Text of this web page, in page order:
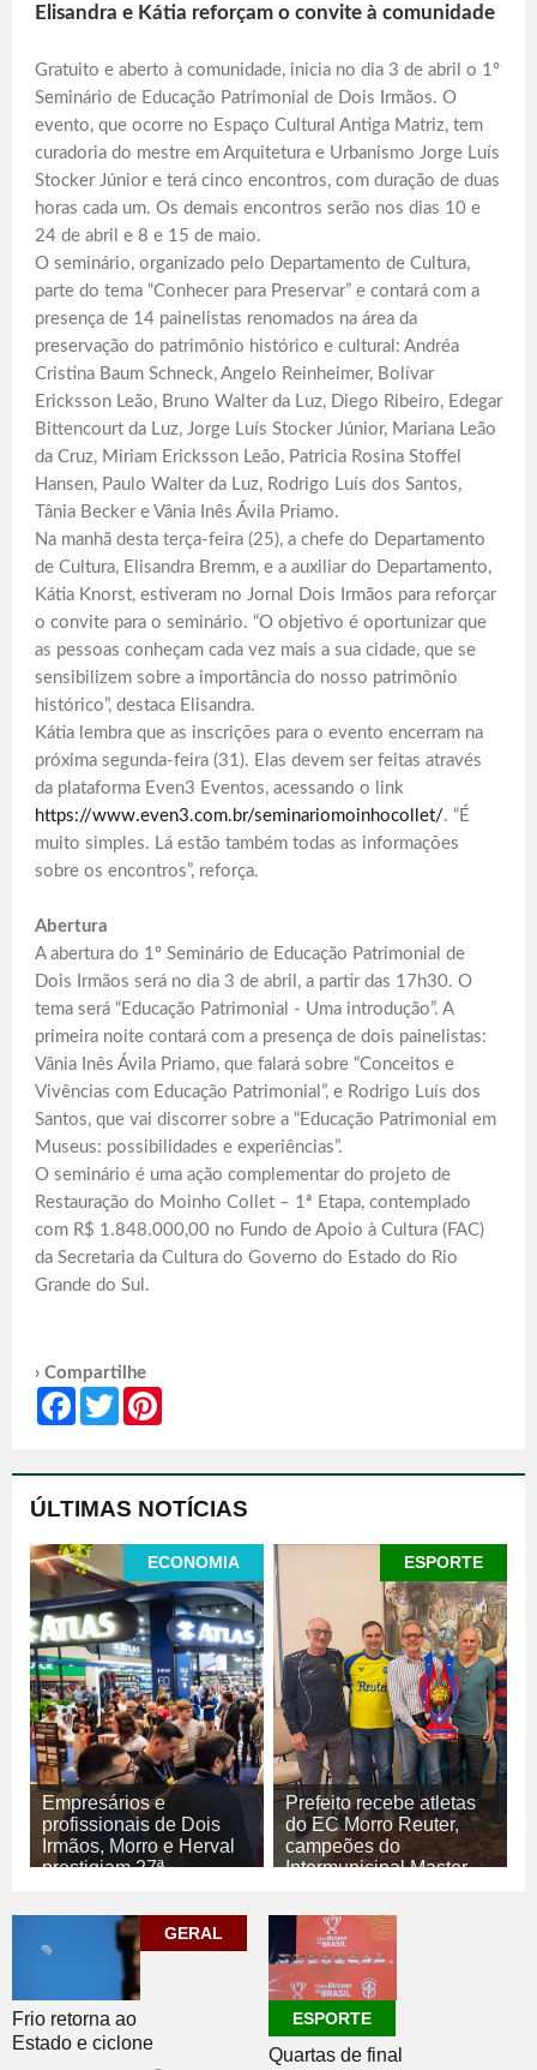
Elisandra e Kátia reforçam o convite à comunidade
Gratuito e aberto à comunidade, inicia no dia 3 de abril o 1º
Seminário de Educação Patrimonial de Dois Irmãos. O
evento, que ocorre no Espaço Cultural Antiga Matriz, tem
curadoria do mestre em Arquitetura e Urbanismo Jorge Luís
Stocker Júnior e terá cinco encontros, com duração de duas
horas cada um. Os demais encontros serão nos dias 10 e
24 de abril e 8 e 15 de maio.
O seminário, organizado pelo Departamento de Cultura,
parte do tema “Conhecer para Preservar” e contará com a
presença de 14 painelistas renomados na área da
preservação do patrimônio histórico e cultural: Andréa
Cristina Baum Schneck, Angelo Reinheimer, Bolívar
Ericksson Leão, Bruno Walter da Luz, Diego Ribeiro, Edegar
Bittencourt da Luz, Jorge Luís Stocker Júnior, Mariana Leão
da Cruz, Miriam Ericksson Leão, Patricia Rosina Stoffel
Hansen, Paulo Walter da Luz, Rodrigo Luís dos Santos,
Tânia Becker e Vânia Inês Ávila Priamo.
Na manhã desta terça-feira (25), a chefe do Departamento
de Cultura, Elisandra Bremm, e a auxiliar do Departamento,
Kátia Knorst, estiveram no Jornal Dois Irmãos para reforçar
o convite para o seminário. “O objetivo é oportunizar que
as pessoas conheçam cada vez mais a sua cidade, que se
sensibilizem sobre a importância do nosso patrimônio
histórico”, destaca Elisandra.
Kátia lembra que as inscrições para o evento encerram na
próxima segunda-feira (31). Elas devem ser feitas através
da plataforma Even3 Eventos, acessando o link
https://www.even3.com.br/seminariomoinhocollet/. “É
muito simples. Lá estão também todas as informações
sobre os encontros”, reforça.
Abertura
A abertura do 1º Seminário de Educação Patrimonial de
Dois Irmãos será no dia 3 de abril, a partir das 17h30. O
tema será “Educação Patrimonial - Uma introdução”. A
primeira noite contará com a presença de dois painelistas:
Vânia Inês Ávila Priamo, que falará sobre “Conceitos e
Vivências com Educação Patrimonial”, e Rodrigo Luís dos
Santos, que vai discorrer sobre a “Educação Patrimonial em
Museus: possibilidades e experiências”.
O seminário é uma ação complementar do projeto de
Restauração do Moinho Collet – 1ª Etapa, contemplado
com R$ 1.848.000,00 no Fundo de Apoio à Cultura (FAC)
da Secretaria da Cultura do Governo do Estado do Rio
Grande do Sul.
› Compartilhe
Facebook
Twitter
ÚLTIMAS NOTÍCIAS
ECONOMIA
Empresários e
profissionais de Dois
Irmãos, Morro e Herval
prestigiam 27ª
07/08/2026
ECONOMIA
ESPORTE
Prefeito recebe atletas
do EC Morro Reuter,
campeões do
Intermunicipal Master
07/08/2026
ESPORTE
GERAL
Frio retorna ao
Estado e ciclone
ESPORTE
Quartas de final